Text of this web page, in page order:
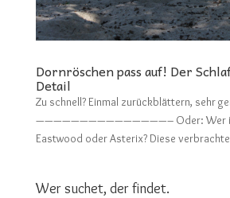
Dornröschen pass auf! Der
Detail
Zu schnell? Einmal zurückblättern, sehr
———————————————– Oder: Wer ist
Eastwood oder Asterix? Diese
Wer suchet, der findet.